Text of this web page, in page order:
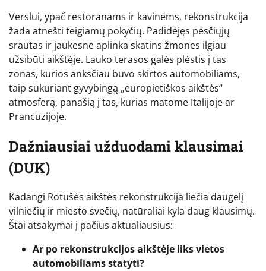
Verslui, ypač restoranams ir kavinėms, rekonstrukcija
žada atnešti teigiamų pokyčių. Padidėjęs pėsčiųjų
srautas ir jaukesnė aplinka skatins žmones ilgiau
užsibūti aikštėje. Lauko terasos galės plėstis į tas
zonas, kurios anksčiau buvo skirtos automobiliams,
taip sukuriant gyvybingą „europietiškos aikštės“
atmosferą, panašią į tas, kurias matome Italijoje ar
Prancūzijoje.
Dažniausiai užduodami klausimai
(DUK)
Kadangi Rotušės aikštės rekonstrukcija liečia daugelį
vilniečių ir miesto svečių, natūraliai kyla daug klausimų.
Štai atsakymai į pačius aktualiausius:
Ar po rekonstrukcijos aikštėje liks vietos
automobiliams statyti?